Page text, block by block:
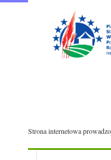
Strona internetowa